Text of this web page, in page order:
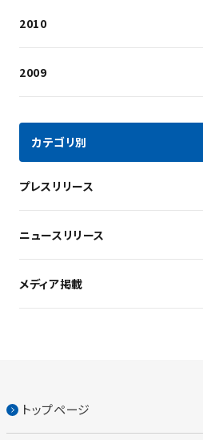
2010
2009
カテゴリ別
プレスリリース
ニュースリリース
メディア掲載
トップページ